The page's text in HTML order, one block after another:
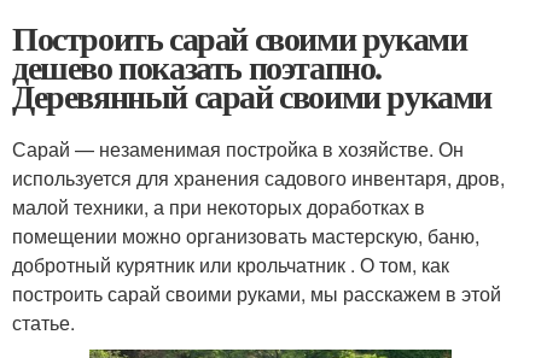
Построить сарай своими руками
дешево показать поэтапно.
Деревянный сарай своими руками
Сарай — незаменимая постройка в хозяйстве. Он
используется для хранения садового инвентаря, дров,
малой техники, а при некоторых доработках в
помещении можно организовать мастерскую, баню,
добротный курятник или крольчатник . О том, как
построить сарай своими руками, мы расскажем в этой
статье.